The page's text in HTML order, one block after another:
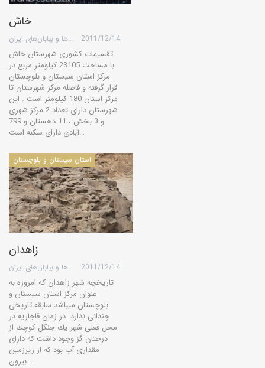
خاش
گروه کویرها و بیابان‌های ایران 2011/12/14
تقسیمات کشوری شهرستان خاش
با مساحت 23105 کیلومتر مربع در
مرکز استان سیستان و بلوچستان
قرار گرفته و فاصله مرکز شهرستان تا
مرکز استان 180 کیلومتر است . این
شهرستان دارای تعداد 2 مرکز شهری
و 3 بخش ، 11 دهستان و 799
آبادی دارای سکنه است…
استان سیستان و بلوچستان
زاهدان
گروه کویرها و بیابان‌های ایران 2011/12/14
تاریخچه شهر زاهدان كه امروزه به
عنوان مركز استان سیستان و
بلوچستان می‏باشد سابقه تاریخى
چندانى ندارد. در زمان قاجاریه در
محل فعلى شهر یك جنگل كوچك از
درختان گز وجود داشت كه داراى
مقدارى آب بود كه از زیرزمین
بیرون…